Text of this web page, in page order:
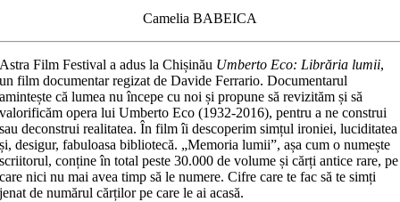
Camelia BABEICA
Astra Film Festival a adus la Chișinău Umberto Eco: Librăria lumii,
un film documentar regizat de Davide Ferrario. Documentarul
amintește că lumea nu începe cu noi și propune să revizităm și să
valorificăm opera lui Umberto Eco (1932-2016), pentru a ne construi
sau deconstrui realitatea. În film îi descoperim simțul ironiei, luciditatea
și, desigur, fabuloasa bibliotecă. „Memoria lumii”, așa cum o numește
scriitorul, conține în total peste 30.000 de volume și cărți antice rare, pe
care nici nu mai avea timp să le numere. Cifre care te fac să te simți
jenat de numărul cărților pe care le ai acasă.